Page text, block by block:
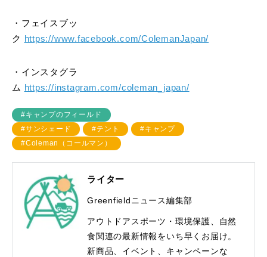
・フェイスブッ
ク
https://www.facebook.com/ColemanJapan/
・インスタグラ
ム
https://instagram.com/coleman_japan/
#キャンプのフィールド
#サンシェード
#テント
#キャンプ
#Coleman（コールマン）
ライター
Greenfieldニュース編集部
アウトドアスポーツ・環境保護、自然
食関連の最新情報をいち早くお届け。
新商品、イベント、キャンペーンな